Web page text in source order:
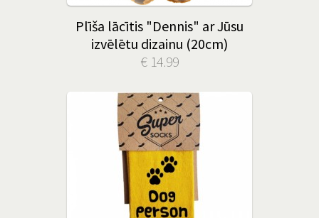
Plīša lācītis "Dennis" ar Jūsu
izvēlētu dizainu (20cm)
€ 14.99